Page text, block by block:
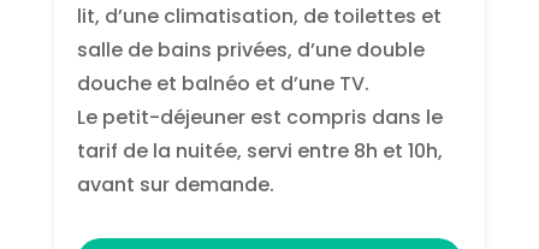
lit, d’une climatisation, de toilettes et
salle de bains privées, d’une double
douche et balnéo et d’une TV.
Le petit-déjeuner est compris dans le
tarif de la nuitée, servi entre 8h et 10h,
avant sur demande.